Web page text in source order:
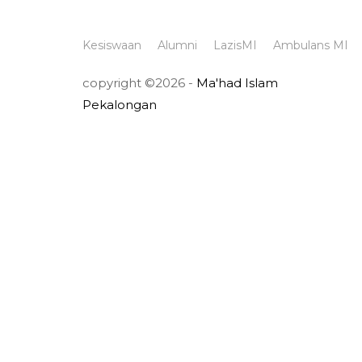
Kesiswaan Alumni LazisMI Ambulans MI
copyright ©2026 - Ma'had Islam
Pekalongan